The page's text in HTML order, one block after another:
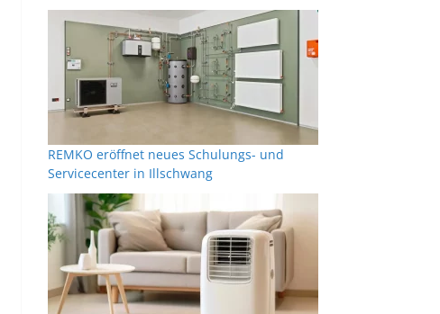
REMKO eröffnet neues Schulungs- und
Servicecenter in Illschwang